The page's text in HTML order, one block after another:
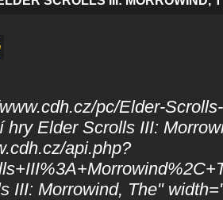
pc/Elder-
hry Elder Scrolls III:
api.php?
III: Morrowind, The"